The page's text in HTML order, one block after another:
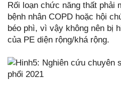
Rối loạn chức năng thất phải
bệnh nhân COPD hoặc hội
béo phì, vì vậy không nên bị
của PE diện rộng/khá rộng.